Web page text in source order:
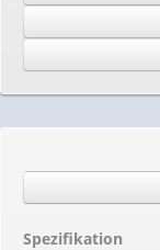
Spezifikation